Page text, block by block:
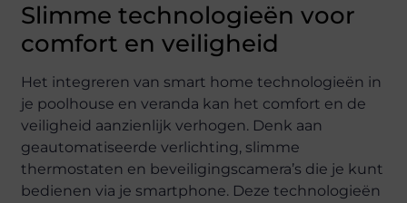
Slimme technologieën voor
comfort en veiligheid
Het integreren van smart home technologieën in
je poolhouse en veranda kan het comfort en de
veiligheid aanzienlijk verhogen. Denk aan
geautomatiseerde verlichting, slimme
thermostaten en beveiligingscamera’s die je kunt
bedienen via je smartphone. Deze technologieën